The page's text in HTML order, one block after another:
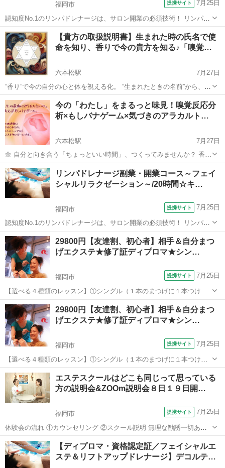
福岡市 提携サイト 7月25日
認知度No.1のリンパドレナージは、サロン開業の必須技術！ リンパド
レナージはあらゆる場面で活躍します。 この講座ではリンパの流れを
改善するだけでなく、ＪＨＴのフェイシャル技術で内面からもアプロ
ーチ！ 充実した内容で、...
福岡 福岡市 マッサージ
【貴方の取扱説明書】生まれた時の氏名で使
命を知り、香りで今の貴方を知る♪「嗅覚…
六本松駅
7月27日
“香り”で今の自分の心と体を視える化。 “生まれたときの名前”から、今
世のあなたの役割を読み解く。 この２つのメソッドで、 自分の「トリ
セツ（取扱説明書）」を作ってみませんか？ 【Part 1：嗅覚反...
福岡 福岡市 六本松駅 アロマ
今の「わたし」をまるっと味見！嗅覚反応分
析×もしバナゲーム×気づきのアラカルト…
六本松駅
7月27日
🌼 自分と向き合う「ちょっといい時間」、つくってみませんか？ 香り
から自分の心と体のバランスを知る「嗅覚反応分析」、 人生の価値観
をカードで楽しく見つめる「もしバナゲーム」、 そしてちょっぴり深
掘りなアラカルト講座...
福岡 福岡市 六本松駅 アロマ 嗅覚
リンパドレナージ副業・開業コース～フェイ
シャルリラクゼーション～/20時間☆キ…
福岡市 提携サイト 7月25日
認知度No.1のリンパドレナージは、サロン開業の必須技術！ リンパド
レナージはあらゆる場面で活躍します。 この講座ではリンパの流れを
改善するだけでなく、ＪＨＴのフェイシャル技術で内面からもアプロ
ーチ！ 充実した内容で、...
福岡 福岡市 マッサージ
29800円【友達割、初心者】相手＆自分まつ
げエクステ★修了証ディプロマ★シン…
福岡市 提携サイト 7月25日
【選べる４種類のレッスン】①シングル（１本のまつげに１本つけ
る）②３Ｄボリュームアイラッシュ（１本のまつげに細い０．０５～
０．０７のエクステを２～６本までつける）③Ｌカール（リフト）シ
ングル（Ｌ字のタイプのマツエクを１本のま...
福岡 福岡市 メイク
29800円【友達割、初心者】相手＆自分まつ
げエクステ★修了証ディプロマ★シン…
福岡市 提携サイト 7月25日
【選べる４種類のレッスン】①シングル（１本のまつげに１本つけ
る）②３Ｄボリュームアイラッシュ（１本のまつげに細い０．０５～
０．０７のエクステを２～６本までつける）③Ｌカール（リフト）シ
ングル（Ｌ字のタイプのマツエクを１本のま...
福岡 福岡市
エステスクールはどこも同じって思っている
方の説明会&ZOOm説明会８日１９日開…
福岡市 提携サイト 7月25日
体験会の流れ ①カウンセリング ②スクール説明 無理な勧誘一切あり
ません ご希望頂いた方にはメールで資料を今すぐお送り致します。
福岡 福岡市 エステ
【ディプロマ・資格認定証／フェイシャルエ
ステ＆リフトアップドレナージ】デコルテ…